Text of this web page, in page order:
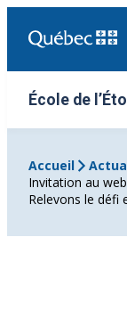
École de
Accueil
Invitation au
Relevons le défi